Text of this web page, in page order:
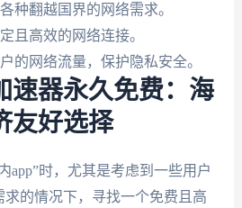
种翻越国界的网络需求。
且高效的网络连接。
的网络流量，保护隐私安全。
速器永久免费：海
友好选择
app”时，尤其是考虑到一些用户
的情况下，寻找一个免费且高